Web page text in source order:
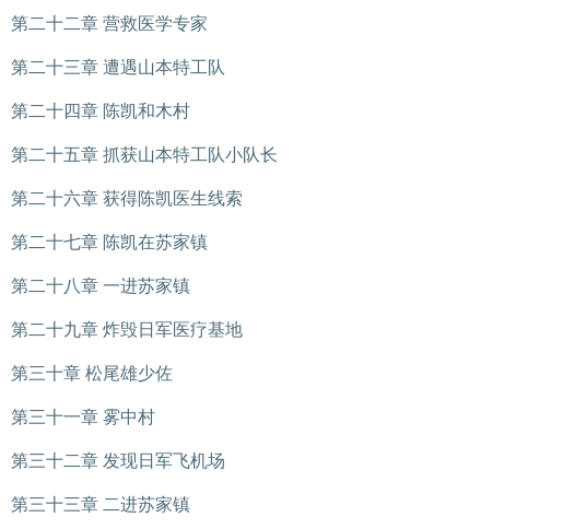
第二十二章 营救医学专家
第二十三章 遭遇山本特工队
第二十四章 陈凯和木村
第二十五章 抓获山本特工队小队长
第二十六章 获得陈凯医生线索
第二十七章 陈凯在苏家镇
第二十八章 一进苏家镇
第二十九章 炸毁日军医疗基地
第三十章 松尾雄少佐
第三十一章 雾中村
第三十二章 发现日军飞机场
第三十三章 二进苏家镇